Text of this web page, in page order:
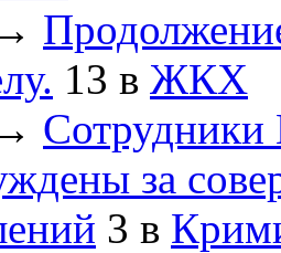
13 в ЖКХ
за
3 в